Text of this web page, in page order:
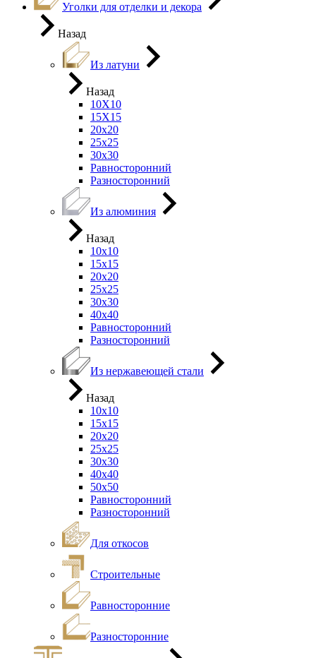
Уголки для отделки и декора
Назад
Из латуни
Назад
10Х10
15Х15
20х20
25х25
30х30
Равносторонний
Разносторонний
Из алюминия
Назад
10х10
15х15
20х20
25х25
30х30
40х40
Равносторонний
Разносторонний
Из нержавеющей стали
Назад
10х10
15х15
20х20
25х25
30х30
40х40
50х50
Равносторонний
Разносторонний
Для откосов
Строительные
Равносторонние
Разносторонние